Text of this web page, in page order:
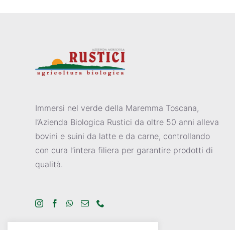
Immersi nel verde della Maremma Toscana,
l’Azienda Biologica Rustici da oltre 50 anni alleva
bovini e suini da latte e da carne, controllando
con cura l’intera filiera per garantire prodotti di
qualità.